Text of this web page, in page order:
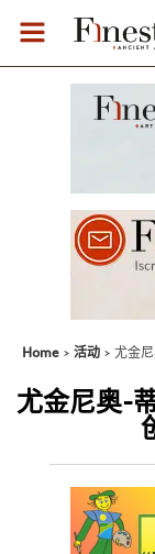
Home 活动 尤金
尤金尼奥-